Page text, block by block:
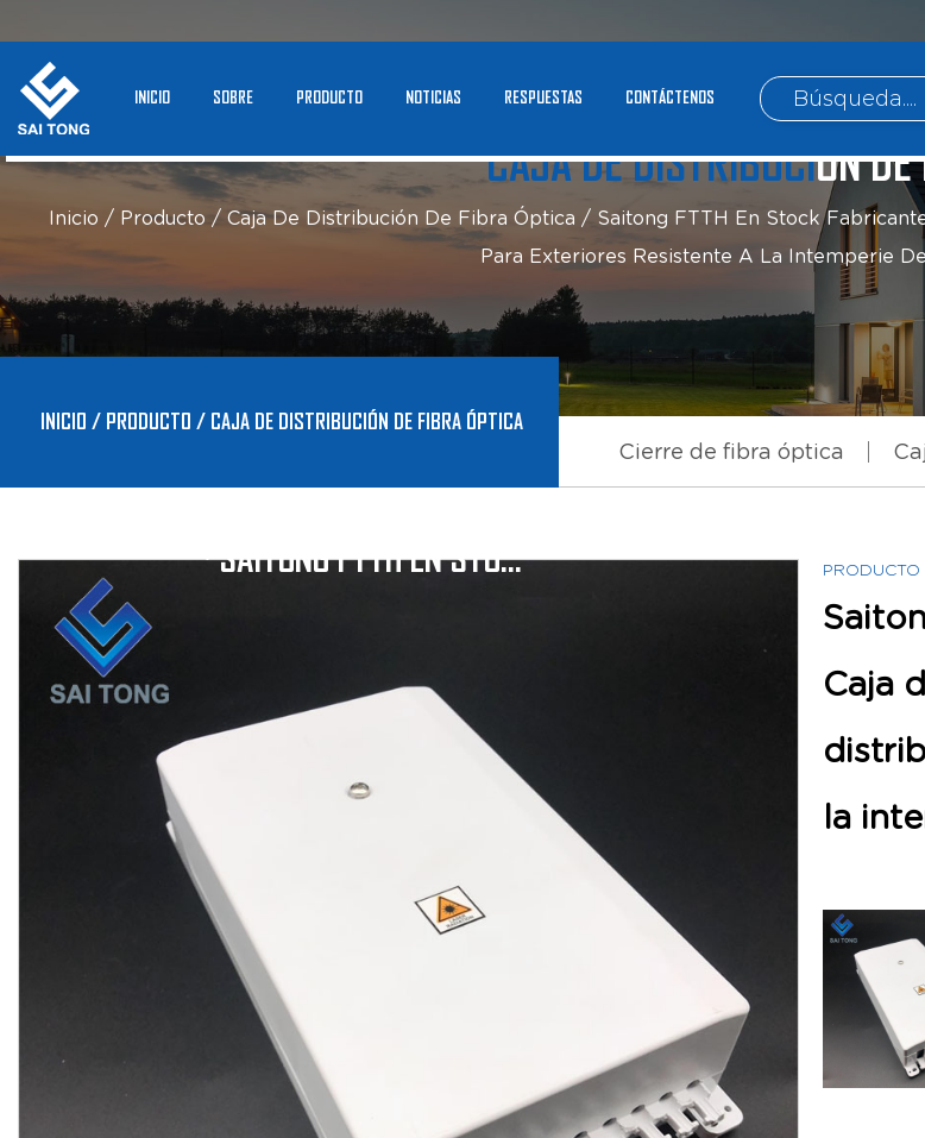
INICIO SOBRE PRODUCTO NOTICIAS RESPUESTAS CONTÁCTENOS
CAJA DE DISTRIBUCIÓN
Inicio / Producto / Caja De Distribución De Fibra Óptica / Saitong FTTH En Stock
Para Exteriores Resistente A La Intemperie
INICIO / PRODUCTO / CAJA DE DISTRIBUCIÓN DE FIBRA ÓPTICA
SAITONG FTTH EN STOCK FABRICANTE DE CHINA CAJA DE TERMINALES DE FIBRA ÓPTICA DE DISTRIBUCIÓN FTTH PARA EXTERIORES RESISTENTE A LA INTEMPERIE DE 8 FIBRAS TIPO HUAWEI
Cierre de fibra óptica
PRODUCTO
Caja
la